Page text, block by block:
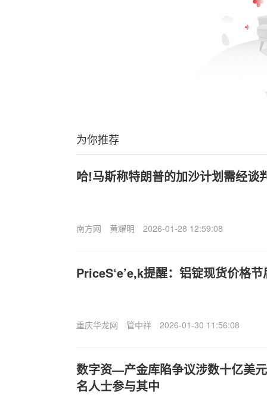
为你推荐
哈!马斯称特朗普的加沙计划需经谈
南方网 黄耀明 2026-01-28 12:59:08
PriceS‘e’e,k提醒：铝锭现货价格
重庆华龙网 管中祥 2026-01-30 11:56:08
数字资—产金库陷争议涉数十亿美
名人士参与其中